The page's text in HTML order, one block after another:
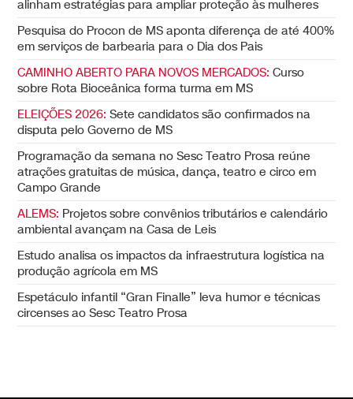
alinham estratégias para ampliar proteção às mulheres
Pesquisa do Procon de MS aponta diferença de até 400%
em serviços de barbearia para o Dia dos Pais
CAMINHO ABERTO PARA NOVOS MERCADOS: Curso
sobre Rota Bioceânica forma turma em MS
ELEIÇÕES 2026: Sete candidatos são confirmados na
disputa pelo Governo de MS
Programação da semana no Sesc Teatro Prosa reúne
atrações gratuitas de música, dança, teatro e circo em
Campo Grande
ALEMS: Projetos sobre convênios tributários e calendário
ambiental avançam na Casa de Leis
Estudo analisa os impactos da infraestrutura logística na
produção agrícola em MS
Espetáculo infantil “Gran Finalle” leva humor e técnicas
circenses ao Sesc Teatro Prosa